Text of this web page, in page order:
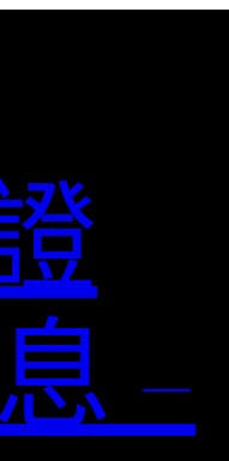
–